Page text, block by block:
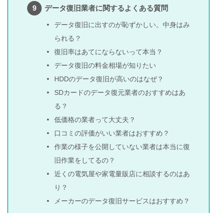
データ復旧業者に関するよくある質問
データ復旧に出すのが恥ずかしい。中身はみ
られる？
復旧率はあてにならないって本当？
データ復旧の料金相場が知りたい
HDDのデータ復旧が高いのはなぜ？
SDカードのデータ復元業者のおすすめはあ
る？
低価格の業者って大丈夫？
口コミの評価がいい業者はおすすめ？
作業の様子を公開していない業者は本当に復
旧作業をしてるの？
近くの電気屋や家電量販店に相談するのはあ
り？
メーカーのデータ復旧サービスはおすすめ？